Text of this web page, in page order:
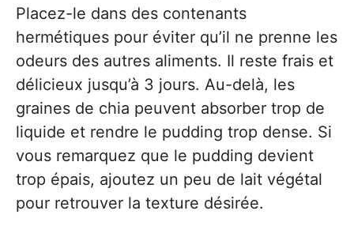
Placez-le dans des contenants
hermétiques pour éviter qu’il ne prenne les
odeurs des autres aliments. Il reste frais et
délicieux jusqu’à 3 jours. Au-delà, les
graines de chia peuvent absorber trop de
liquide et rendre le pudding trop dense. Si
vous remarquez que le pudding devient
trop épais, ajoutez un peu de lait végétal
pour retrouver la texture désirée.